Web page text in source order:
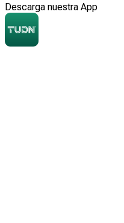
Descarga nuestra App